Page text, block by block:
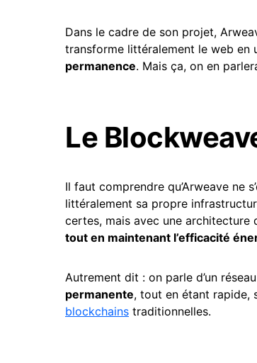
Dans le cadre de son projet,
transforme littéralement le web en
permanence. Mais ça, on en
Le
Il faut comprendre qu’Arweave ne
littéralement sa propre
certes, mais avec une architecture
tout en maintenant l’efficacité
Autrement dit : on parle d’un
permanente, tout en étant rapide,
blockchains traditionnelles.